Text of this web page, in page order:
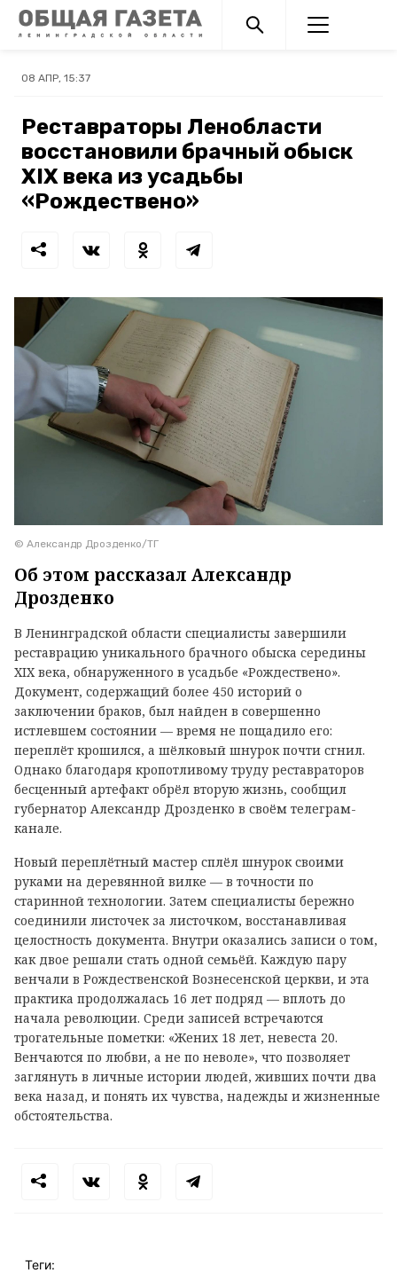
08 АПР, 15:37
Реставраторы Ленобласти
восстановили брачный обыск
XIX века из усадьбы
«Рождествено»
© Александр Дрозденко/ТГ
Об этом рассказал Александр
Дрозденко
В Ленинградской области специалисты завершили
реставрацию уникального брачного обыска середины
XIX века, обнаруженного в усадьбе «Рождествено».
Документ, содержащий более 450 историй о
заключении браков, был найден в совершенно
истлевшем состоянии — время не пощадило его:
переплёт крошился, а шёлковый шнурок почти сгнил.
Однако благодаря кропотливому труду реставраторов
бесценный артефакт обрёл вторую жизнь, сообщил
губернатор Александр Дрозденко в своём телеграм-
канале.
Новый переплётный мастер сплёл шнурок своими
руками на деревянной вилке — в точности по
старинной технологии. Затем специалисты бережно
соединили листочек за листочком, восстанавливая
целостность документа. Внутри оказались записи о том,
как двое решали стать одной семьёй. Каждую пару
венчали в Рождественской Вознесенской церкви, и эта
практика продолжалась 16 лет подряд — вплоть до
начала революции. Среди записей встречаются
трогательные пометки: «Жених 18 лет, невеста 20.
Венчаются по любви, а не по неволе», что позволяет
заглянуть в личные истории людей, живших почти два
века назад, и понять их чувства, надежды и жизненные
обстоятельства.
Теги: